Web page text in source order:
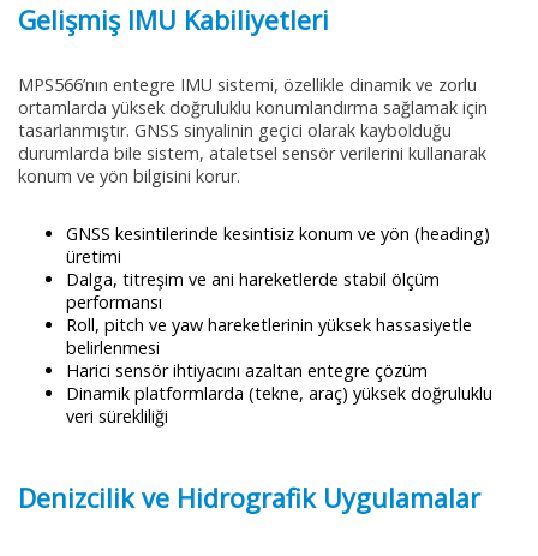
Gelişmiş IMU Kabiliyetleri
MPS566’nın entegre IMU sistemi, özellikle dinamik ve zorlu
ortamlarda yüksek doğruluklu konumlandırma sağlamak için
tasarlanmıştır. GNSS sinyalinin geçici olarak kaybolduğu
durumlarda bile sistem, ataletsel sensör verilerini kullanarak
konum ve yön bilgisini korur.
GNSS kesintilerinde kesintisiz konum ve yön (heading)
üretimi
Dalga, titreşim ve ani hareketlerde stabil ölçüm
performansı
Roll, pitch ve yaw hareketlerinin yüksek hassasiyetle
belirlenmesi
Harici sensör ihtiyacını azaltan entegre çözüm
Dinamik platformlarda (tekne, araç) yüksek doğruluklu
veri sürekliliği
Denizcilik ve Hidrografik Uygulamalar